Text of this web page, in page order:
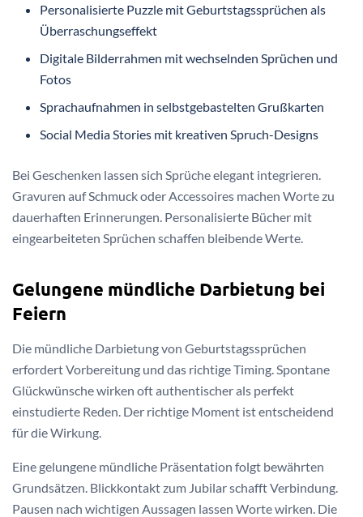
Personalisierte Puzzle mit Geburtstagssprüchen als
Überraschungseffekt
Digitale Bilderrahmen mit wechselnden Sprüchen und
Fotos
Sprachaufnahmen in selbstgebastelten Grußkarten
Social Media Stories mit kreativen Spruch-Designs
Bei Geschenken lassen sich Sprüche elegant integrieren.
Gravuren auf Schmuck oder Accessoires machen Worte zu
dauerhaften Erinnerungen. Personalisierte Bücher mit
eingearbeiteten Sprüchen schaffen bleibende Werte.
Gelungene mündliche Darbietung bei
Feiern
Die mündliche Darbietung von Geburtstagssprüchen
erfordert Vorbereitung und das richtige Timing. Spontane
Glückwünsche wirken oft authentischer als perfekt
einstudierte Reden. Der richtige Moment ist entscheidend
für die Wirkung.
Eine gelungene mündliche Präsentation folgt bewährten
Grundsätzen. Blickkontakt zum Jubilar schafft Verbindung.
Pausen nach wichtigen Aussagen lassen Worte wirken. Die